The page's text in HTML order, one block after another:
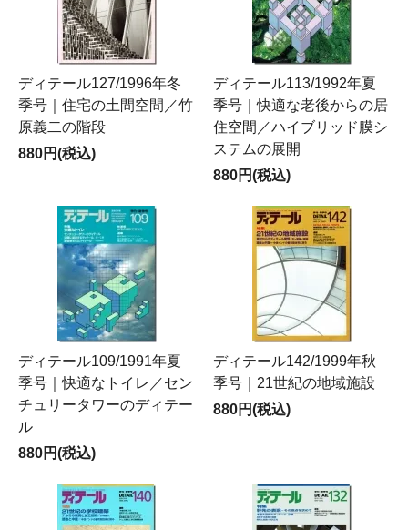
ディテール127/1996年冬
季号｜住宅の土間空間／竹
原義二の階段
880円(税込)
ディテール113/1992年夏
季号｜快適な老後からの居
住空間／ハイブリッド膜シ
ステムの展開
880円(税込)
ディテール109/1991年夏
季号｜快適なトイレ／セン
チュリータワーのディテー
ル
880円(税込)
ディテール142/1999年秋
季号｜21世紀の地域施設
880円(税込)